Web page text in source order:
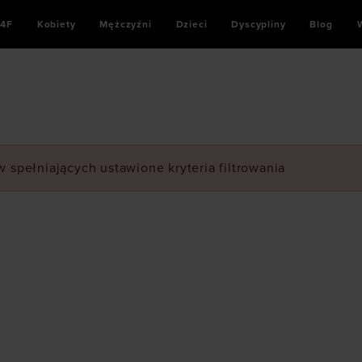
4F Kobiety Mężczyźni Dzieci Dyscypliny Blog
spełniających ustawione kryteria filtrowania